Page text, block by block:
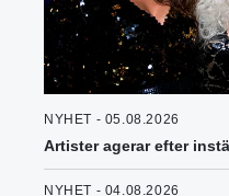
NYHET - 05.08.2026
Artister agerar efter
NYHET - 04.08.2026